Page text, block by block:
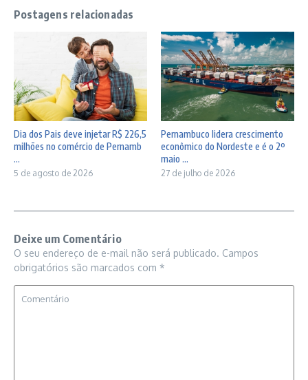
Postagens relacionadas
Dia dos Pais deve injetar R$ 226,5
milhões no comércio de Pernamb
...
5 de agosto de 2026
Pernambuco lidera crescimento
econômico do Nordeste e é o 2º
maio ...
27 de julho de 2026
Deixe um Comentário
O seu endereço de e-mail não será publicado. Campos
obrigatórios são marcados com *